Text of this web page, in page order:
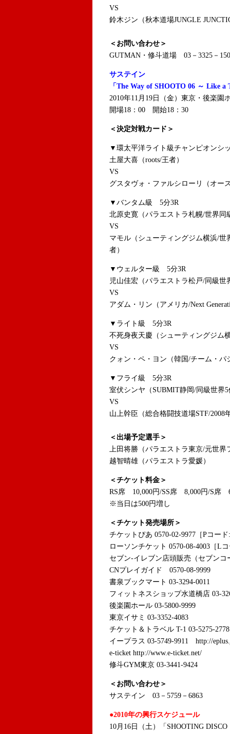
VS
鈴木ジン（秋本道場JUNGLE
＜お問い合わせ＞
GUTMAN・修斗道場 03－3325－
サステイン
「The Way of SHOOTO 06 ～ Like
2010年11月19日（金）東京・後楽園
開場18：00 開始18：30
＜決定対戦カード＞
▼環太平洋ライト級チャンピオンシ
土屋大喜（roots/王者）
VS
グスタヴォ・ファルシローリ（オー
▼バンタム級 5分3R
北原史寛（パラエストラ札幌/世界同
VS
マモル（シューティングジム横浜/
者）
▼ウェルター級 5分3R
児山佳宏（パラエストラ松戸/同級世
VS
アダム・リン（アメリカ/Next
▼ライト級 5分3R
不死身夜天慶（シューティングジム
VS
クォン・ペ・ヨン（韓国/チーム・パ
▼フライ級 5分3R
室伏シンヤ（SUBMIT静岡/同級世界5
VS
山上幹臣（総合格闘技道場STF/2008
＜出場予定選手＞
上田将勝（パラエストラ東京/元世界
越智晴雄（パラエストラ愛媛）
＜チケット料金＞
RS席 10,000円/SS席 8,000円/S席
※当日は500円増し
＜チケット発売場所＞
チケットぴあ 0570-02-9977［Pコード
ローソンチケット 0570-08-4003［L
セブン-イレブン店頭販売（セブンコ
CNプレイガイド 0570-08-9999
書泉ブックマート 03-3294-0011
フィットネスショップ水道橋店 03-
後楽園ホール 03-5800-9999
東京イサミ 03-3352-4083
チケット＆トラベル T-1 03-5275-
イープラス 03-5749-9911 http://
e-ticket http://www.e-ticket.net/
修斗GYM東京 03-3441-9424
＜お問い合わせ＞
サステイン 03－5759－6863
●2010年の興行スケジュール
10月16日（土）「SHOOTING